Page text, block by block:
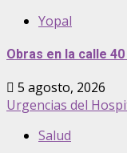
Yopal
Obras en la calle
5 agosto, 2026
Urgencias del
Salud